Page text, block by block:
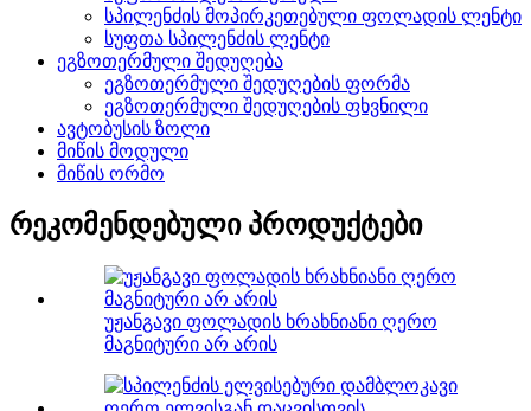
სპილენძის მოპირკეთებული ფოლადის ლენტი
სუფთა სპილენძის ლენტი
ეგზოთერმული შედუღება
ეგზოთერმული შედუღების ფორმა
ეგზოთერმული შედუღების ფხვნილი
ავტობუსის ზოლი
მიწის მოდული
მიწის ორმო
რეკომენდებული პროდუქტები
უჟანგავი ფოლადის ხრახნიანი ღერო
მაგნიტური არ არის